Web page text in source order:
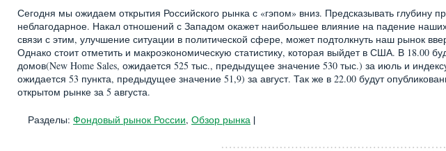
Сегодня мы ожидаем открытия Российского рынка с «гэпом» вниз. Предсказывать глубину
неблагодарное. Накал отношений с Западом окажет наибольшее влияние на падение
связи с этим, улучшение ситуации в политической сфере, может подтолкнуть наш рынок
Однако стоит отметить и макроэкономическую статистику, которая выйдет в США. В 18.00
домов(New Home Sales, ожидается 525 тыс., предыдущее значение 530 тыс.) за июль и
ожидается 53 пункта, предыдущее значение 51,9) за август. Так же в 22.00 будут
открытом рынке за 5 августа.
Разделы: Фондовый рынок России, Обзор рынка |